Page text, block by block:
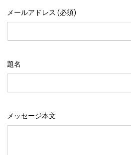
メールアドレス (必須)
題名
メッセージ本文